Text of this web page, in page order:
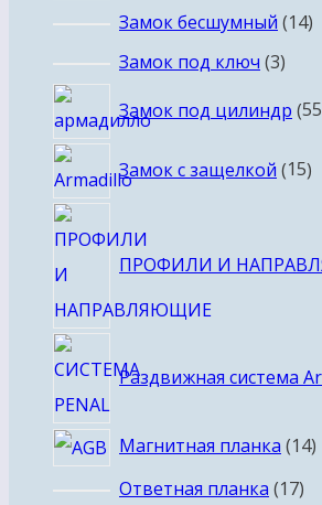
Замок бесшумный 1414
Замок под ключ 33
Замок под цилиндр 55
Замок с защелкой 1515
ПРОФИЛИ И
Раздвижная система
Магнитная планка 1414
Ответная планка 1717